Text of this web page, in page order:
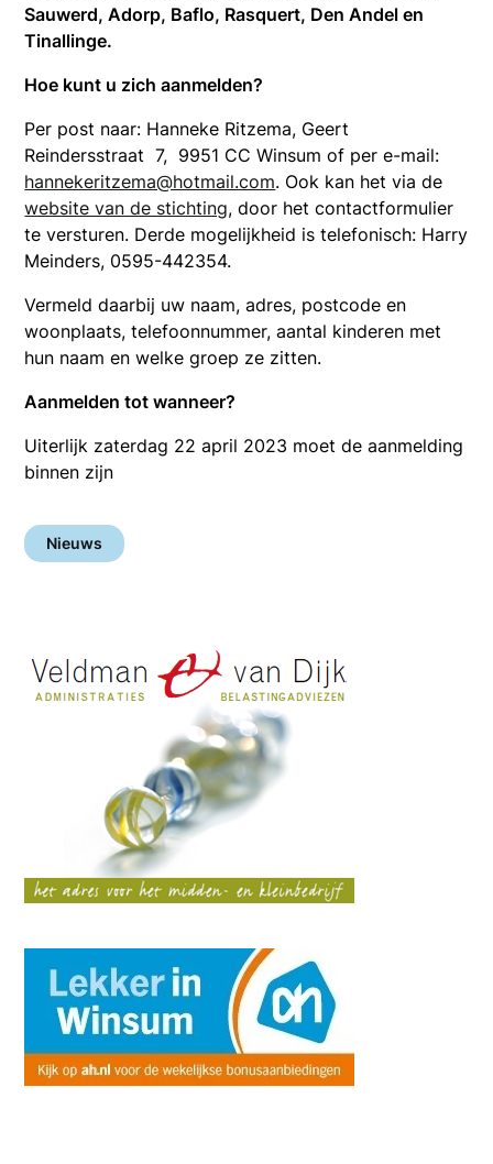
Sauwerd, Adorp, Baflo, Rasquert, Den Andel en
Tinallinge.
Hoe kunt u zich aanmelden?
Per post naar: Hanneke Ritzema, Geert
Reindersstraat 7, 9951 CC Winsum of per e-mail:
hannekeritzema@hotmail.com. Ook kan het via de
website van de stichting, door het contactformulier
te versturen. Derde mogelijkheid is telefonisch: Harry
Meinders, 0595-442354.
Vermeld daarbij uw naam, adres, postcode en
woonplaats, telefoonnummer, aantal kinderen met
hun naam en welke groep ze zitten.
Aanmelden tot wanneer?
Uiterlijk zaterdag 22 april 2023 moet de aanmelding
binnen zijn
Nieuws